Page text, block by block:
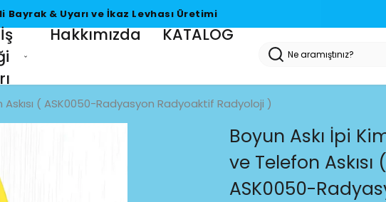
Bayrak & Uyarı ve İkaz Levhası Üretimi
Hakkımızda KATALOG
Askısı ( ASK0050-Radyasyon Radyoaktif Radyoloji )
Boyun Askı İpi
ve Telefon Askısı (
ASK0050-